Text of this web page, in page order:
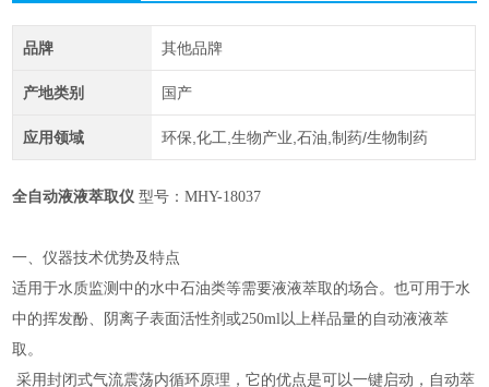
品牌 其他品牌
产地类别 国产
应用领域 环保,化工,生物产业,石油,制药/生物制药
全自动液液萃取仪 型号：MHY-18037
一、仪器技术优势及特点
适用于水质监测中的水中石油类等需要液液萃取的场合。也可用于水
中的挥发酚、阴离子表面活性剂或250ml以上样品量的自动液液萃
取。
采用封闭式气流震荡内循环原理，它的优点是可以一键启动，自动萃